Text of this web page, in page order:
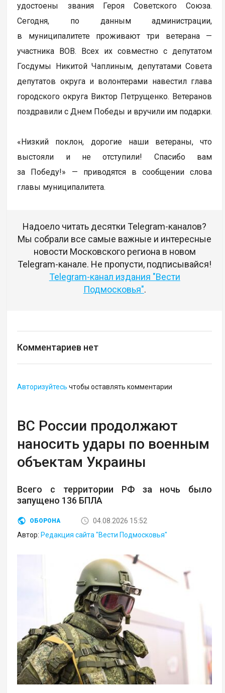
удостоены звания Героя Советского Союза.
Сегодня, по данным администрации,
в муниципалитете проживают три ветерана —
участника ВОВ. Всех их совместно с депутатом
Госдумы Никитой Чаплиным, депутатами Совета
депутатов округа и волонтерами навестил глава
городского округа Виктор Петрущенко. Ветеранов
поздравили с Днем Победы и вручили им подарки.
«Низкий поклон, дорогие наши ветераны, что
выстояли и не отступили! Спасибо вам
за Победу!» — приводятся в сообщении слова
главы муниципалитета.
Надоело читать десятки Telegram-каналов?
Мы собрали все самые важные и интересные
новости Московского региона в новом
Telegram-канале. Не пропусти, подписывайся!
Telegram-канал издания "Вести
Подмосковья".
Комментариев нет
Авторизуйтесь чтобы оставлять комментарии
ВС России продолжают
наносить удары по военным
объектам Украины
Всего с территории РФ за ночь было
запущено 136 БПЛА
ОБОРОНА
04.08.2026 15:52
Автор: Редакция сайта "Вести Подмосковья"